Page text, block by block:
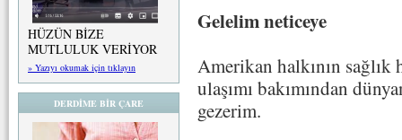
HÜZÜN BİZE
MUTLULUK VERİYOR
» Yazıyı okumak için tıklayın
DERDİME BİR ÇARE
Gelelim neticeye
Amerikan halkının
ulaşımı bakımından
gezerim.